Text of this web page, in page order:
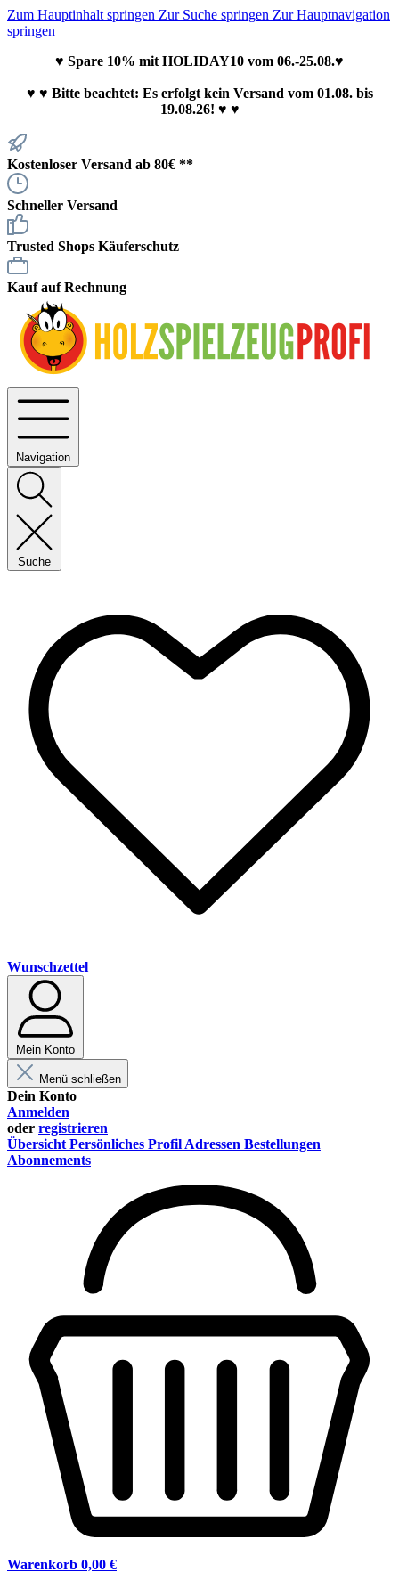
Zum Hauptinhalt springen Zur Suche springen Zur Hauptnavigation
springen
♥ Spare 10% mit HOLIDAY10 vom 06.-25.08.♥
♥ ♥ Bitte beachtet: Es erfolgt kein Versand vom 01.08. bis
19.08.26! ♥ ♥
Kostenloser Versand ab 80€ **
Schneller Versand
Trusted Shops Käuferschutz
Kauf auf Rechnung
Navigation
Suche
Wunschzettel
Mein Konto
Menü schließen
Dein Konto
Anmelden
oder registrieren
Übersicht Persönliches Profil Adressen Bestellungen
Abonnements
Warenkorb 0,00 €